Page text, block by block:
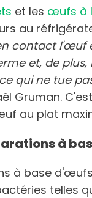
et les œufs à
au
contact l'œuf
et, de
qui ne tue
Gruman.
au plat
à
à base
telles